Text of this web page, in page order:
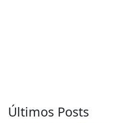
Últimos Posts